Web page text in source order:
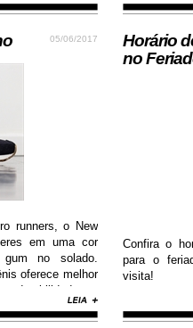
05/06/2017
runners, o New
em uma cor
no solado.
oferece melhor
e
Horário
no
Confira o
para o
visita!